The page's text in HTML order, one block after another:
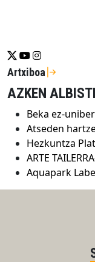
Se abrirá nueva
Se abrirá
Se abrirá
Artxiboa
AZKEN
Beka ez-
Atseden
Hezkuntza
ARTE
Aquapark